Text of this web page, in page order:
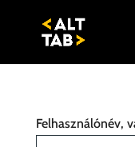
Felhasználónév,